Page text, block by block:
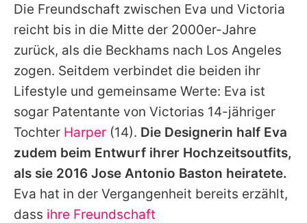
Die Freundschaft zwischen Eva und Victoria
reicht bis in die Mitte der 2000er-Jahre
zurück, als die Beckhams nach Los Angeles
zogen. Seitdem verbindet die beiden ihr
Lifestyle und gemeinsame Werte: Eva ist
sogar Patentante von Victorias 14-jähriger
Tochter Harper (14). Die Designerin half Eva
zudem beim Entwurf ihrer Hochzeitsoutfits,
als sie 2016 Jose Antonio Baston heiratete.
Eva hat in der Vergangenheit bereits erzählt,
dass ihre Freundschaft